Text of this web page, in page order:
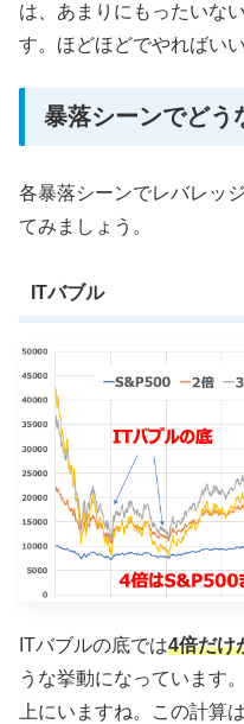
は、あまりにもったいな
す。ほどほどでやればい
暴落シーンでどう
各暴落シーンでレバレッ
てみましょう。
ITバブル
ITバブルの底では4倍だけ
うな挙動になっています
上にいますね。この計算